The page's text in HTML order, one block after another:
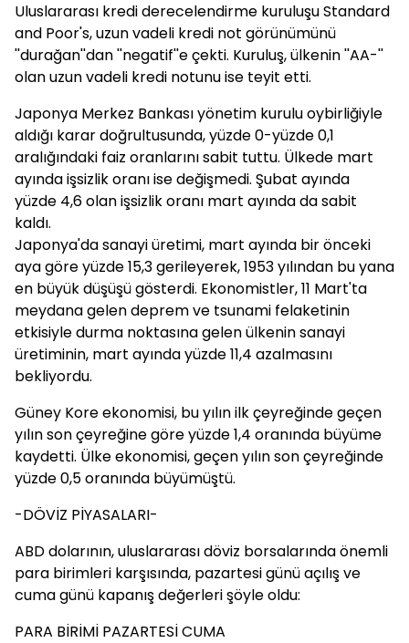
Uluslararası kredi derecelendirme kuruluşu Standard
and Poor's, uzun vadeli kredi not görünümünü
''durağan''dan ''negatif''e çekti. Kuruluş, ülkenin ''AA-''
olan uzun vadeli kredi notunu ise teyit etti.
Japonya Merkez Bankası yönetim kurulu oybirliğiyle
aldığı karar doğrultusunda, yüzde 0-yüzde 0,1
aralığındaki faiz oranlarını sabit tuttu. Ülkede mart
ayında işsizlik oranı ise değişmedi. Şubat ayında
yüzde 4,6 olan işsizlik oranı mart ayında da sabit
kaldı.
Japonya'da sanayi üretimi, mart ayında bir önceki
aya göre yüzde 15,3 gerileyerek, 1953 yılından bu yana
en büyük düşüşü gösterdi. Ekonomistler, 11 Mart'ta
meydana gelen deprem ve tsunami felaketinin
etkisiyle durma noktasına gelen ülkenin sanayi
üretiminin, mart ayında yüzde 11,4 azalmasını
bekliyordu.
Güney Kore ekonomisi, bu yılın ilk çeyreğinde geçen
yılın son çeyreğine göre yüzde 1,4 oranında büyüme
kaydetti. Ülke ekonomisi, geçen yılın son çeyreğinde
yüzde 0,5 oranında büyümüştü.
-DÖVİZ PİYASALARI-
ABD dolarının, uluslararası döviz borsalarında önemli
para birimleri karşısında, pazartesi günü açılış ve
cuma günü kapanış değerleri şöyle oldu:
PARA BİRİMİ PAZARTESİ CUMA